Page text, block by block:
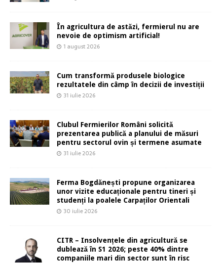
În agricultura de astăzi, fermierul nu are
nevoie de optimism artificial!
1 august 2026
Cum transformă produsele biologice
rezultatele din câmp în decizii de investiții
31 iulie 2026
Clubul Fermierilor Români solicită
prezentarea publică a planului de măsuri
pentru sectorul ovin și termene asumate
31 iulie 2026
Ferma Bogdănești propune organizarea
unor vizite educaționale pentru tineri și
studenți la poalele Carpaților Orientali
30 iulie 2026
CITR – Insolvențele din agricultură se
dublează în S1 2026; peste 40% dintre
companiile mari din sector sunt în risc